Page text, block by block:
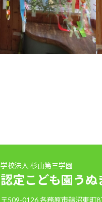
学校法人 杉山第三学園
認定こども園うぬ
〒509-0126 各務原市鵜沼東町